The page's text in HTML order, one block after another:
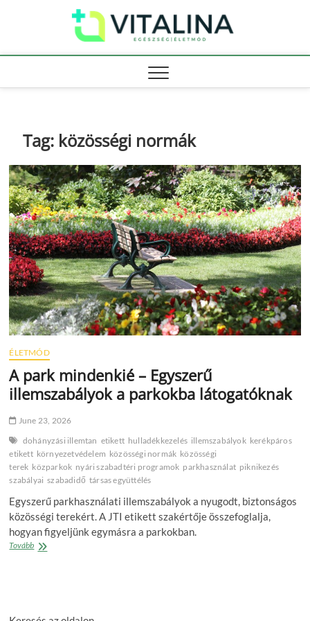
Tag: közösségi normák
ÉLETMÓD
A park mindenkié – Egyszerű
illemszabályok a parkokba látogatóknak
June 23, 2026
dohányzási illemtan etikett hulladékkezelés illemszabályok kerékpáros
etikett környezetvédelem közösségi normák közösségi
terek közparkok nyári szabadtéri programok parkhasználat piknikezés
szabályai szabadidő társas együttélés
Egyszerű parkhasználati illemszabályok a nyugodt, biztonságos
közösségi terekért. A JTI etikett szakértője összefoglalja,
hogyan figyeljünk egymásra a parkokban.
TovábbA